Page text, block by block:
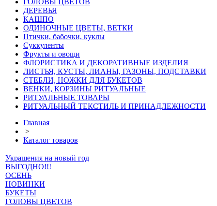
ГОЛОВЫ ЦВЕТОВ
ДЕРЕВЬЯ
КАШПО
ОДИНОЧНЫЕ ЦВЕТЫ, ВЕТКИ
Птички, бабочки, куклы
Суккуленты
Фрукты и овощи
ФЛОРИСТИКА И ДЕКОРАТИВНЫЕ ИЗДЕЛИЯ
ЛИСТЬЯ, КУСТЫ, ЛИАНЫ, ГАЗОНЫ, ПОДСТАВКИ
СТЕБЛИ, НОЖКИ ДЛЯ БУКЕТОВ
ВЕНКИ, КОРЗИНЫ РИТУАЛЬНЫЕ
РИТУАЛЬНЫЕ ТОВАРЫ
РИТУАЛЬНЫЙ ТЕКСТИЛЬ И ПРИНАДЛЕЖНОСТИ
Главная
>
Каталог товаров
Украшения на новый год
ВЫГОДНО!!!
ОСЕНЬ
НОВИНКИ
БУКЕТЫ
ГОЛОВЫ ЦВЕТОВ